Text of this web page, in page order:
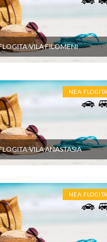
VILA FILOMENI
NEA FLOGITA
VILA ANASTASIA
NEA FLOGITA